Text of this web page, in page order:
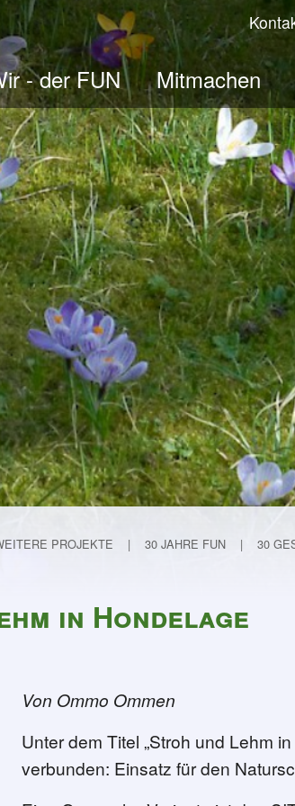
Jahr
Dinge brauchen Zeit
- der FUN Mitmachen
PROJEKTE 30 JAHRE FUN 30
in Hondelage
Von Ommo Ommen
Unter dem Titel „Stroh und Lehm
verbunden: Einsatz für den